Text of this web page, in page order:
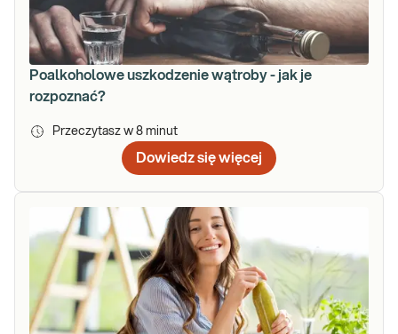
Poalkoholowe uszkodzenie wątroby - jak je
rozpoznać?
Przeczytasz w 8 minut
Dowiedz się więcej